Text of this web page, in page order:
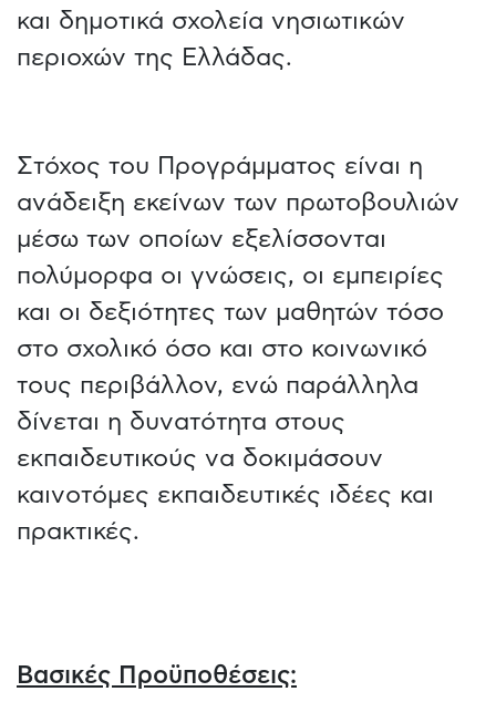
και δημοτικά σχολεία νησιωτικών
περιοχών της Ελλάδας.
Στόχος του Προγράμματος είναι η
ανάδειξη εκείνων των πρωτοβουλιών
μέσω των οποίων εξελίσσονται
πολύμορφα οι γνώσεις, οι εμπειρίες
και οι δεξιότητες των μαθητών τόσο
στο σχολικό όσο και στο κοινωνικό
τους περιβάλλον, ενώ παράλληλα
δίνεται η δυνατότητα στους
εκπαιδευτικούς να δοκιμάσουν
καινοτόμες εκπαιδευτικές ιδέες και
πρακτικές.
Βασικές Προϋποθέσεις: